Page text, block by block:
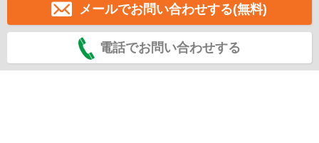
メールでお問い合わせする(無料)
電話でお問い合わせする